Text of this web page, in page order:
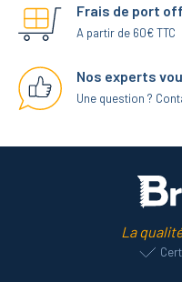
Frais de port
A partir de 60€ TTC
Nos experts
Une question ?
La